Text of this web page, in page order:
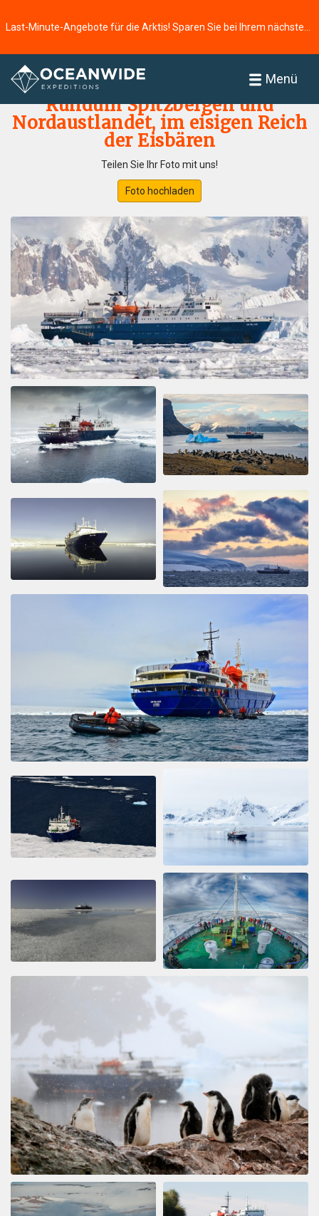
Menü
Startseite
Rundum Spitzbergen und
Nordaustlandet, im eisigen Reich
der Eisbären
Teilen Sie Ihr Foto mit uns!
Foto hochladen